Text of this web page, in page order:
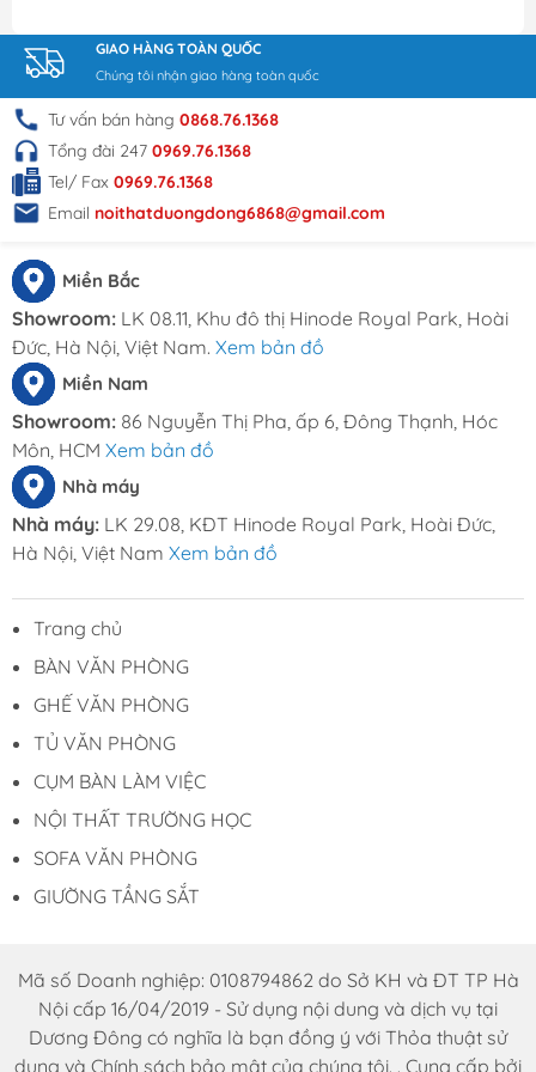
để được tư vấn và hỗ trợ tốt nhất.
THÔNG TIN LIÊN HỆ
Đặt hàng online tại
website:Noithatduongdong.com
Hà Nội : A11 Xuân Phương Garden, đường
Trịnh Văn Bô, phường Phương Canh, Quận
HCM : 86 Nguyễn Thị Pha, ấp 6, xã Đông
Hotline: 0969.761.368 – 0868.761.368
Email : dautuduongdong@gmail.com
GIAO HÀNG TOÀN QUỐC
Chúng tôi nhận giao hàng toàn quốc
Tư vấn bán hàng 0868.76.1368
Tổng đài 247 0969.76.1368
Tel/ Fax 0969.76.1368
Email noithatduongdong6868@gmail.com
Miền Bắc
Showroom: LK 08.11, Khu đô thị Hinode Royal Park, Hoài
Đức, Hà Nội, Việt Nam. Xem bản đồ
Miền Nam
Showroom: 86 Nguyễn Thị Pha, ấp 6, Đông Thạnh, Hóc
Môn, HCM Xem bản đồ
Nhà máy
Nhà máy: LK 29.08, KĐT Hinode Royal Park, Hoài Đức,
Hà Nội, Việt Nam Xem bản đồ
Trang chủ
BÀN VĂN PHÒNG
GHẾ VĂN PHÒNG
TỦ VĂN PHÒNG
CỤM BÀN LÀM VIỆC
NỘI THẤT TRƯỜNG HỌC
SOFA VĂN PHÒNG
GIƯỜNG TẦNG SẮT
Mã số Doanh nghiệp: 0108794862 do Sở KH và ĐT TP Hà
Nội cấp 16/04/2019 - Sử dụng nội dung và dịch vụ tại
Dương Đông có nghĩa là bạn đồng ý với Thỏa thuật sử
dụng và Chính sách bảo mật của chúng tôi. . Cung cấp bởi